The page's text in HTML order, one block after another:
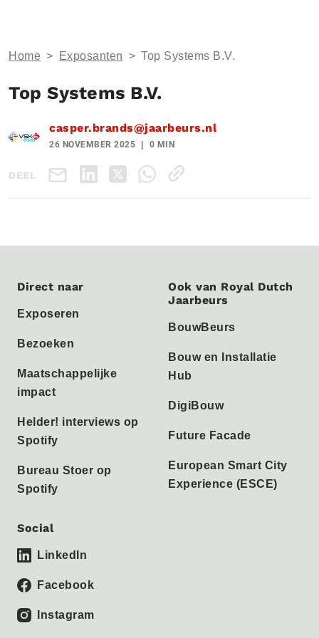
Home > Exposanten > Top Systems B.V.
Top Systems B.V.
casper.brands@jaarbeurs.nl
26 NOVEMBER 2025 0 MIN
DEEL
Direct naar
Exposeren
Bezoeken
Maatschappelijke
impact
Helder! interviews op
Spotify
Bureau Stoer op
Spotify
Ook van Royal Dutch
Jaarbeurs
BouwBeurs
Bouw en Installatie
Hub
DigiBouw
Future Facade
European Smart City
Experience (ESCE)
Social
LinkedIn
Facebook
Instagram